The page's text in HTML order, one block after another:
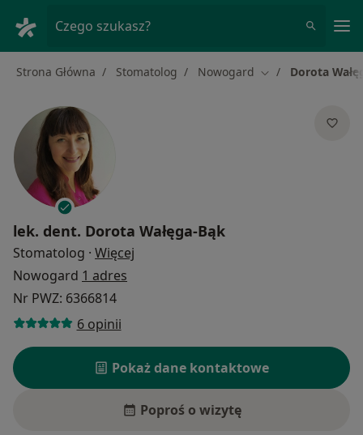
Czego szukasz?
Strona Główna Stomatolog Nowogard Zmień miasto
Dorota
lek. dent. Dorota Wałęga-Bąk
Stomatolog · Więcej
Nowogard 1 adres
Nr PWZ: 6366814
6 opinii
Pokaż dane kontaktowe
Poproś o wizytę